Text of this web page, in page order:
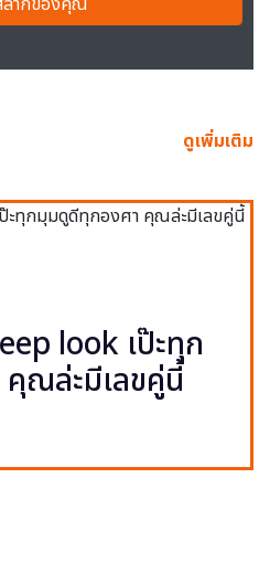
ดูเพิ่มเติม
look เป๊ะทุก
ณล่ะมีเลขคู่นี้